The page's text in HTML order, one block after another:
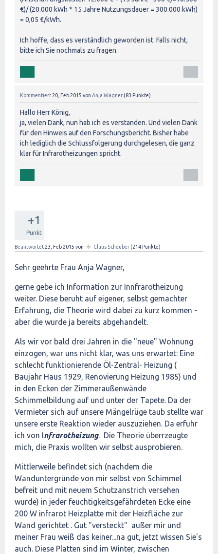
€)/ (20.000 kWh * 15 Jahre Nutzungsdauer = 300.000 kWh)
= 0,05 €/kWh.
Ich hoffe, dass es verständlich geworden ist. Falls nicht,
bitte ich Sie nochmals zu fragen.
Kommentiert 20, Feb 2015 von Anja Wagner (83 Punkte)
Hallo Herr König,
ja, vielen Dank, nun hab ich es verstanden. Und vielen Dank
für den Hinweis auf den Forschungsbericht. Bisher habe
ich lediglich die Schlussfolgerung durchgelesen, die ganz
klar für Infrarotheizungen spricht.
+1
Punkt
Beantwortet 23, Feb 2015 von ✦ Claus Scheuber (214 Punkte)
Sehr geehrte Frau Anja Wagner,
gerne gebe ich Information zur Innfrarotheizung
weiter. Diese beruht auf eigener, selbst gemachter
Erfahrung, die Theorie wird dabei zu kurz kommen -
aber die wurde ja bereits abgehandelt.
Als wir vor bald drei Jahren in die "neue" Wohnung
einzogen, war uns nicht klar, was uns erwartet: Eine
schlecht funktionierende Öl-Zentral- Heizung (
Baujahr Haus 1929, Renovierung Heizung 1985) und
in den Ecken der Zimmeraußenwände
Schimmelbildung auf und unter der Tapete. Da der
Vermieter sich auf unsere Mängelrüge taub stellte war
unsere erste Reaktion wieder auszuziehen. Da erfuhr
ich von Infrarotheizung. Die Theorie überrzeugte
mich, die Praxis wollten wir selbst ausprobieren.
Mittlerweile befindet sich (nachdem die
Wanduntergründe von mir selbst von Schimmel
befreit und mit neuem Schutzanstrich versehen
wurde) in jeder feuchtigkeitsgefährdeten Ecke eine
200 W infrarot Heizplatte mit der Heizfläche zur
Wand gerichtet . Gut "versteckt" außer mir und
meiner Frau weiß das keiner...na gut, jetzt wissen Sie's
auch. Diese Platten sind im Winter, zwischen